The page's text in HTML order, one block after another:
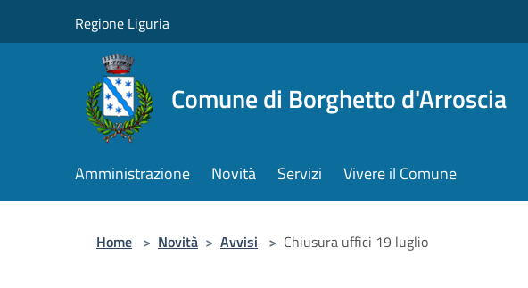
Regione Liguria
Comune di Borghetto d'Arroscia
Amministrazione Novità Servizi Vivere il Comune
Home > Novità > Avvisi > Chiusura uffici 19 luglio